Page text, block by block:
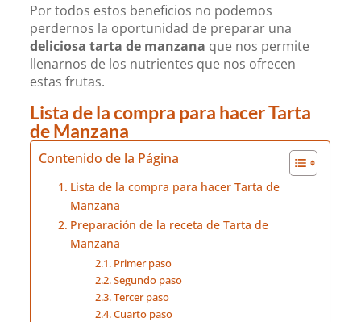
Por todos estos beneficios no podemos
perdernos la oportunidad de preparar una
deliciosa tarta de manzana que nos permite
llenarnos de los nutrientes que nos ofrecen
estas frutas.
Lista de la compra para hacer Tarta
de Manzana
Contenido de la Página
Lista de la compra para hacer Tarta de
Manzana
Preparación de la receta de Tarta de
Manzana
Primer paso
Segundo paso
Tercer paso
Cuarto paso